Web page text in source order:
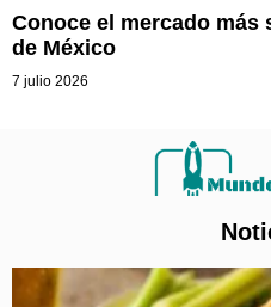
Conoce el mercado más
de México
7 julio 2026